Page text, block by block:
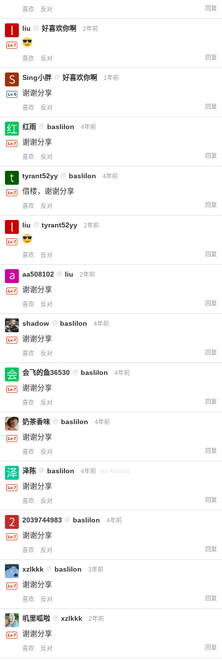
喜欢 反对 回复
liu @ 好喜欢你啊 2年前
喜欢 反对 回复
Sing小胖 @ 好喜欢你啊 1年前
谢谢分享
喜欢 反对 回复
红雨 @ baslilon 4年前
谢谢分享
喜欢 反对 回复
tyrant52yy @ baslilon 4年前
借楼，谢谢分享
喜欢 反对 回复
liu @ tyrant52yy 2年前
喜欢 反对 回复
aa508102 @ liu 2年前
谢谢分享
喜欢 反对 回复
shadow @ baslilon 4年前
谢谢分享
喜欢 反对 回复
会飞的鱼36530 @ baslilon 4年前
谢谢分享
喜欢 反对 回复
奶茶香味 @ baslilon 4年前
谢谢分享
喜欢 反对 回复
泽陈 @ baslilon 4年前 via Android
谢谢分享
喜欢 反对 回复
2039744983 @ baslilon 4年前
谢谢分享
喜欢 反对 回复
xzlkkk @ baslilon 3年前
谢谢分享
喜欢 反对 回复
叽里呱啦 @ xzlkkk 2年前
谢谢分享
喜欢 反对 回复